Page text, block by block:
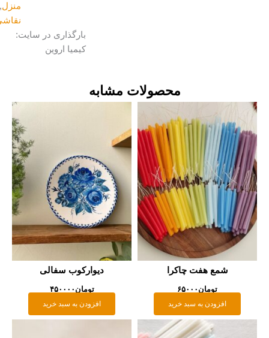
منزل,
نقاشی
بارگذاری در سایت:
کیمیا اروین
محصولات مشابه
شمع هفت چاکرا
تومان۶۵۰۰۰
افزودن به سبد خرید
دیوارکوب سفالی
تومان۴۵۰۰۰۰
افزودن به سبد خرید